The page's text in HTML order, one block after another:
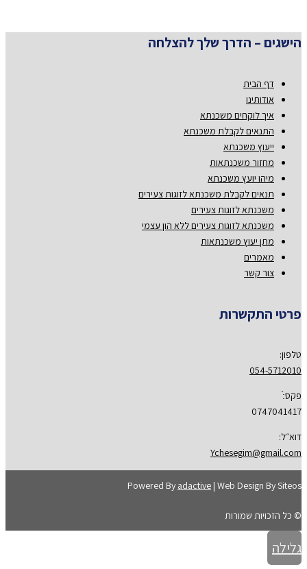
הישגים – הדרך שלך להצלחה
דף הבית
אודותינו
איך לוקחים משכנתא
התנאים לקבלת משכנתא
ייעוץ משכנתא
מחזור משכנתאות
מיהו יועץ משכנתא
תנאים לקבלת משכנתא לזוגות צעירים
משכנתא לזוגות צעירים
משכנתא לזוגות צעירים ללא הון עצמי
מתן יעוץ משכנתאות
מאמרים
צור קשר
פרטי התקשרות
טלפון:
054-5712010
פקס:ֿ
0747041417
דוא״ל:
Ychesegim@gmail.com
Powered By adactive | Web Design By Siteos
© כל הזכויות שמורות
גלילה